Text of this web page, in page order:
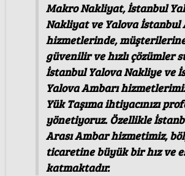
Makro Nakliyat, İstanbul
Nakliyat ve Yalova İstanbul
hizmetlerinde,
güvenilir ve hızlı çözümler
İstanbul Yalova Nakliye ve
Yalova Ambarı
Yük Taşıma ihtiyacınızı
yönetiyoruz. Özellikle
Arası Ambar hizmetimiz,
ticaretine büyük bir hız ve
katmaktadır.